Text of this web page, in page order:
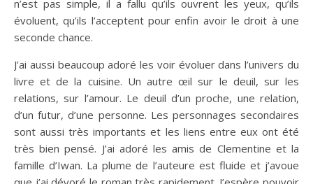
n’est pas simple, il a fallu qu’ils ouvrent les yeux, qu’ils
évoluent, qu’ils l’acceptent pour enfin avoir le droit à une
seconde chance.
J’ai aussi beaucoup adoré les voir évoluer dans l’univers du
livre et de la cuisine. Un autre œil sur le deuil, sur les
relations, sur l’amour. Le deuil d’un proche, une relation,
d’un futur, d’une personne. Les personnages secondaires
sont aussi très importants et les liens entre eux ont été
très bien pensé. J’ai adoré les amis de Clementine et la
famille d’Iwan. La plume de l’auteure est fluide et j’avoue